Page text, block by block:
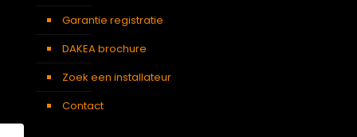
Garantie registratie
DAKEA brochure
Zoek een installateur
Contact